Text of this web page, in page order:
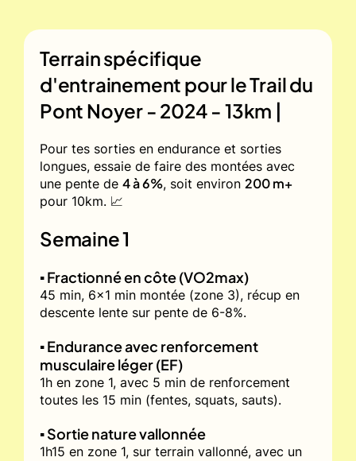
Terrain spécifique
d'entrainement pour leTrail du
Pont Noyer - 2024 - 13km |
Pour tes sorties en endurance et sorties
longues, essaie de faire des montées avec
une pente de 4 à 6%, soit environ 200 m+
pour 10km. 📈
Semaine 1
▪️ Fractionné en côte (VO2max)
45 min, 6x1 min montée (zone 3), récup en
descente lente sur pente de 6-8%.
▪️ Endurance avec renforcement
musculaire léger (EF)
1h en zone 1, avec 5 min de renforcement
toutes les 15 min (fentes, squats, sauts).
▪️ Sortie nature vallonnée
1h15 en zone 1, sur terrain vallonné, avec un